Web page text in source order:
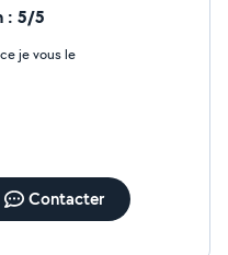
: 5/5
je vous le
Contacter